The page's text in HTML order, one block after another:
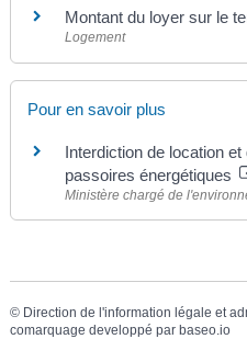
Montant du loyer sur le
Logement
Pour en savoir plus
Interdiction de location
passoires énergétiques
Ministère chargé de
© Direction de l'information légale et
comarquage developpé par baseo.io